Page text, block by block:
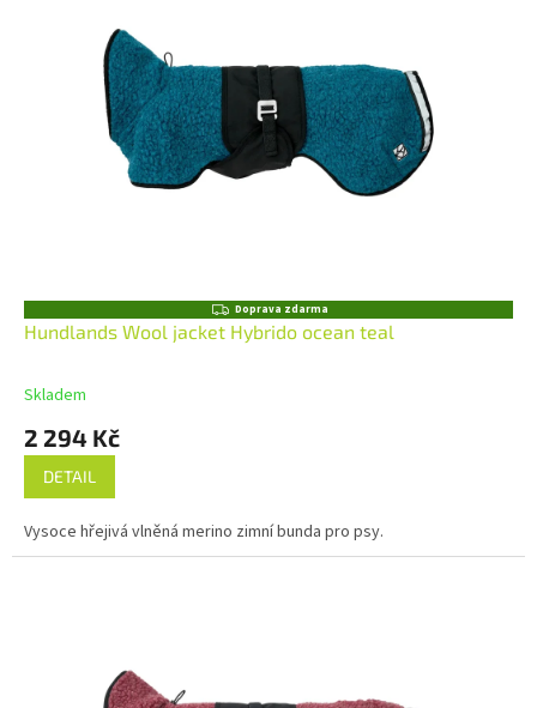
Z
D
A
Doprava zdarma
Hundlands Wool jacket Hybrido ocean teal
Skladem
2 294 Kč
DETAIL
Vysoce hřejivá vlněná merino zimní bunda pro psy.